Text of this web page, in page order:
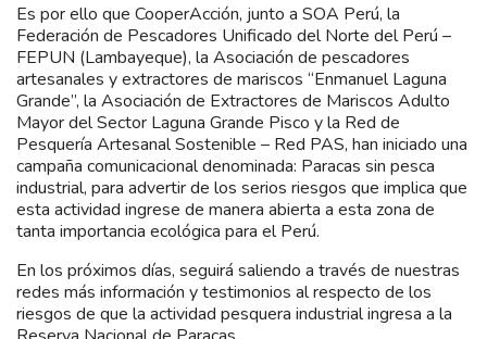
Es por ello que CooperAcción, junto a SOA Perú, la
Federación de Pescadores Unificado del Norte del Perú –
FEPUN (Lambayeque), la Asociación de pescadores
artesanales y extractores de mariscos “Enmanuel Laguna
Grande”, la Asociación de Extractores de Mariscos Adulto
Mayor del Sector Laguna Grande Pisco y la Red de
Pesquería Artesanal Sostenible – Red PAS, han iniciado una
campaña comunicacional denominada: Paracas sin pesca
industrial, para advertir de los serios riesgos que implica que
esta actividad ingrese de manera abierta a esta zona de
tanta importancia ecológica para el Perú.
En los próximos días, seguirá saliendo a través de nuestras
redes más información y testimonios al respecto de los
riesgos de que la actividad pesquera industrial ingresa a la